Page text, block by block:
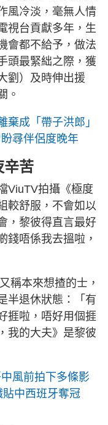
風冷淡，毫無人情
視台貢獻多年，生
會都不給予，做法
頭最緊絀之際，獲
劉）及時伸出援
。
棄成「帶子洪郎」
尋伴侶度晚年
辛苦
ViuTV拍攝《極度
較舒服，不會如以
，黎彼得直言最好
錢唔係我去搵啦，
稱本來想揸的士，
半退休狀態：「有
捱啦，唔好用個捱
我的大夫》是黎彼
風前拍下多條影
中西班牙奪冠